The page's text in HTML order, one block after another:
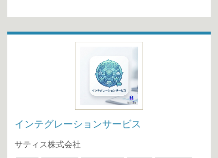
インテグレーションサービス
サティス株式会社